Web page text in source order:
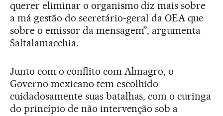
querer eliminar o organismo diz mais sobre
a má gestão do secretário-geral da OEA que
sobre o emissor da mensagem”, argumenta
Saltalamacchia.
Junto com o conflito com Almagro, o
Governo mexicano tem escolhido
cuidadosamente suas batalhas, com o curinga
do princípio de não intervenção sob a